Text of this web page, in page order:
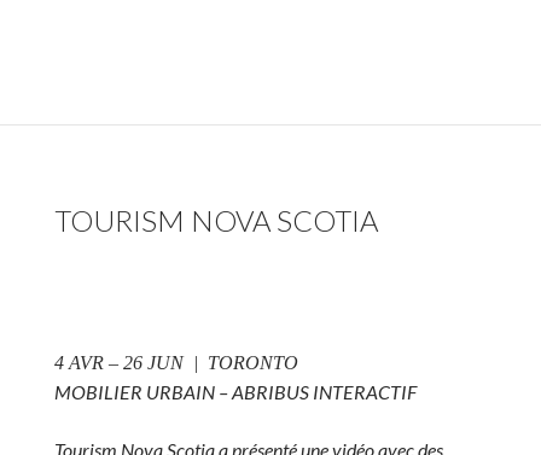
TOURISM NOVA SCOTIA
4 AVR – 26 JUN | TORONTO
MOBILIER URBAIN – ABRIBUS INTERACTIF
Tourism Nova Scotia a présenté une vidéo avec des